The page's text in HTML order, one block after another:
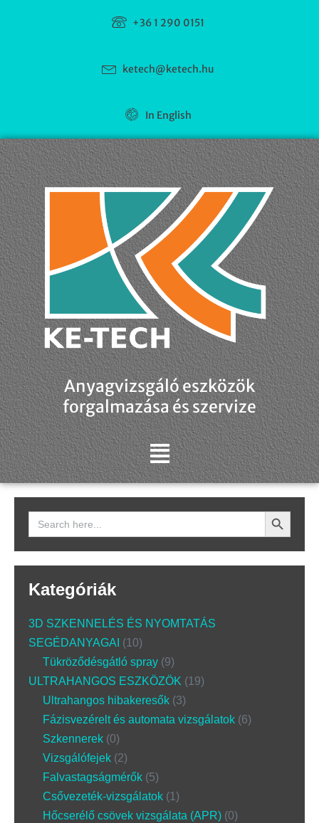
+36 1 290 0151
ketech@ketech.hu
In English
Anyagvizsgáló eszközök
forgalmazása és szervize
Search
for:
Search Button
Kategóriák
3D SZKENNELÉS ÉS NYOMTATÁS
SEGÉDANYAGAI
10
Tükröződésgátló spray 9
ULTRAHANGOS ESZKÖZÖK
19
Ultrahangos hibakeresők 3
Fázisvezérelt és automata vizsgálatok 6
Szkennerek 0
Vizsgálófejek 2
Falvastagságmérők 5
Csővezeték-vizsgálatok 1
Hőcserélő csövek vizsgálata (APR) 0